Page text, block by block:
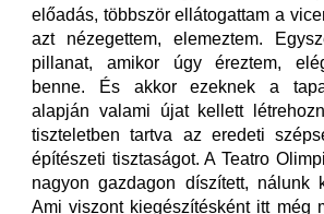
előadás, többször ellátogattam a
azt nézegettem, elemeztem.
pillanat, amikor úgy éreztem,
benne. És akkor ezeknek a
alapján valami újat kellett
tiszteletben tartva az eredeti
építészeti tisztaságot. A Teatro
nagyon gazdagon díszített, nálunk
Ami viszont kiegészítésként itt még